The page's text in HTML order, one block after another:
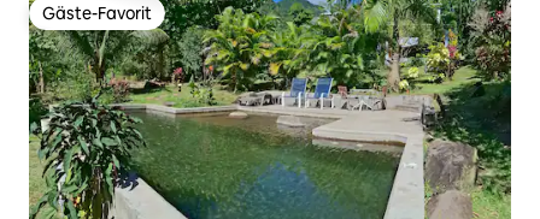
Gäste-Favorit
Gäste-Favorit